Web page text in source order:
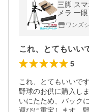
三脚 ス
メラ 一
軽量 コ
きワンズ
5
これ、とてもいいで
野球のお供に購入し
いにたため、バック